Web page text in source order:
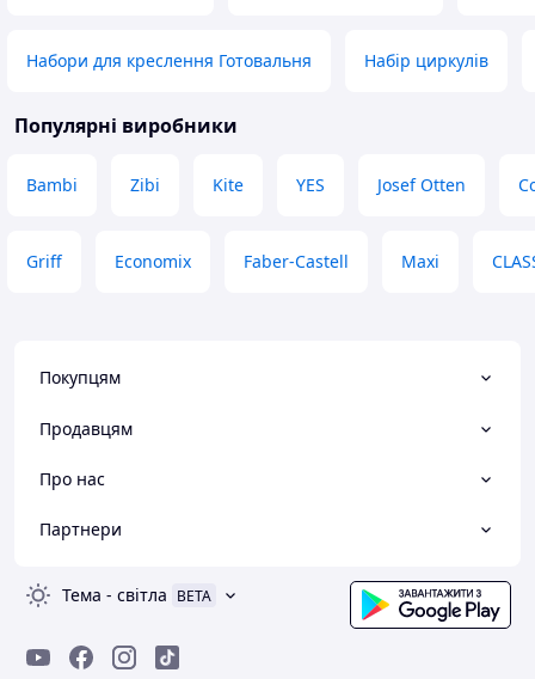
Набори для креслення Готовальня Набір циркулів
Популярні виробники
Bambi Zibi Kite YES Josef Otten
Griff Economix Faber-Castell Maxi
Покупцям
Продавцям
Про нас
Партнери
Тема - світла BETA